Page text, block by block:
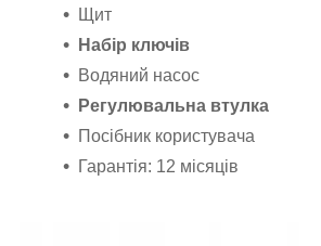
Щит
Набір ключів
Водяний насос
Регулювальна втулка
Посібник користувача
Гарантія: 12 місяців